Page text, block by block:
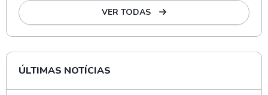
VER TODAS
ÚLTIMAS NOTÍCIAS